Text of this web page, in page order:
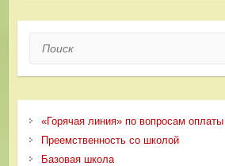
Поиск
«Горячая линия» по вопросам
Преемственность со школой
Базовая школа